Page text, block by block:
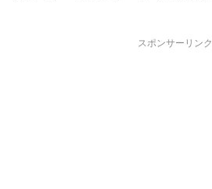
スポンサーリンク